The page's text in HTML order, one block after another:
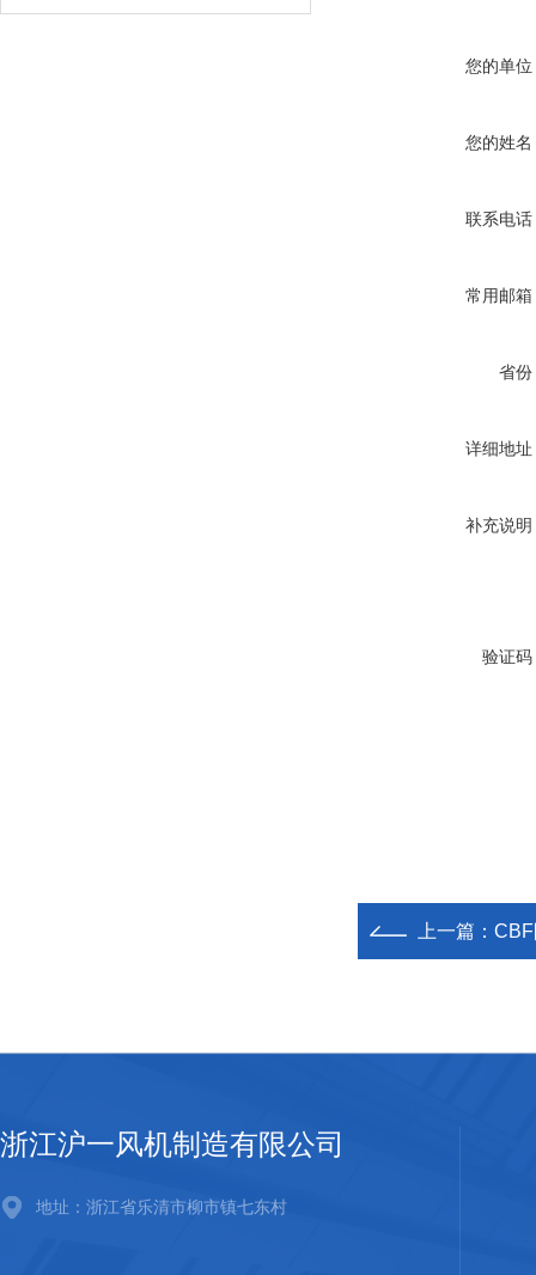
您的单位
您的姓名
联系电话
常用邮箱
省份
详细地址
补充说明
验证码
上一篇：
浙江沪一风机制造有限公司
地址：浙江省乐清市柳市镇七东村